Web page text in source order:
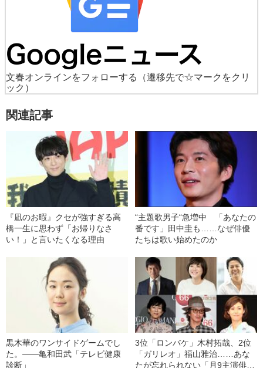
文春オンラインをフォローする
（遷移先で☆マークをクリ
ック）
関連記事
『凪のお暇』クセが強すぎる高
橋一生に思わず「お帰りなさ
い！」と言いたくなる理由
“主題歌男子“急増中 「あなたの
番です」田中圭も……なぜ俳優
たちは歌い始めたのか
黒木華のワンサイドゲームでし
た。――亀和田武「テレビ健康
診断」
3位「ロンバケ」木村拓哉、2位
「ガリレオ」福山雅治……あな
たが忘れられない「月9主演俳